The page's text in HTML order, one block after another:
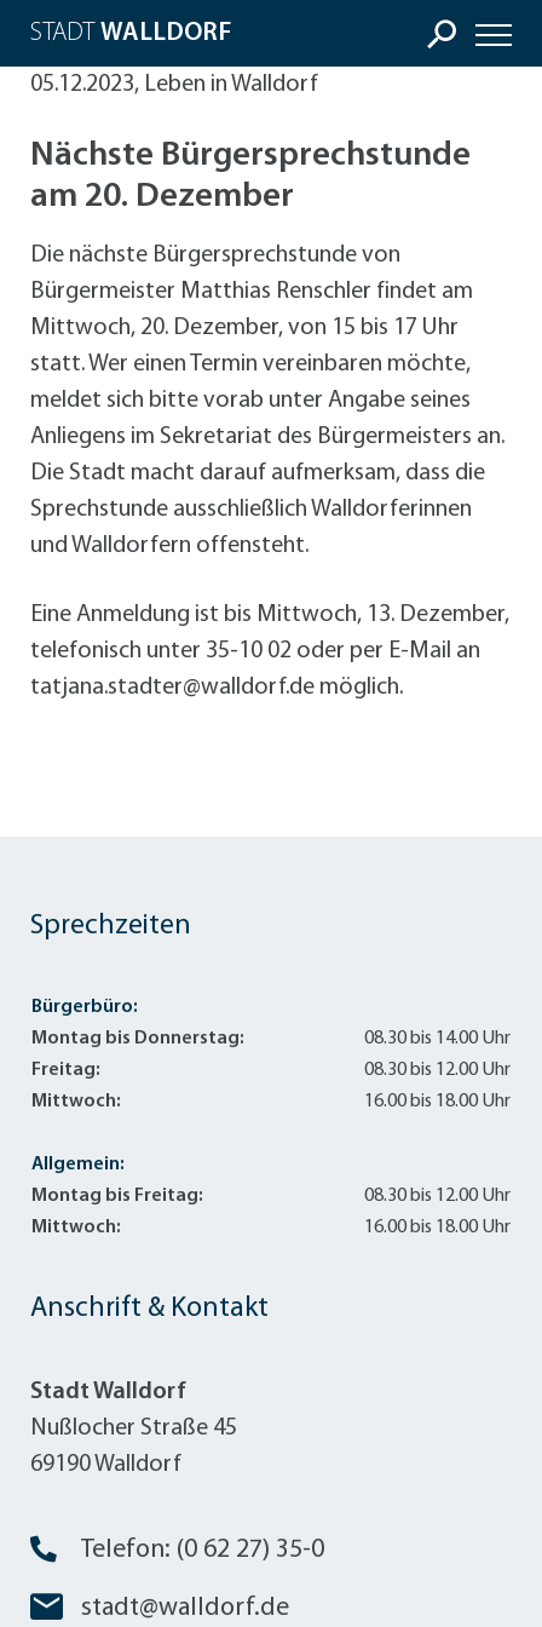
STADT WALLDORF
05.12.2023, Leben in Walldorf
Nächste Bürgersprechstunde
am 20. Dezember
Die nächste Bürgersprechstunde von
Bürgermeister Matthias Renschler findet am
Mittwoch, 20. Dezember, von 15 bis 17 Uhr
statt. Wer einen Termin vereinbaren möchte,
meldet sich bitte vorab unter Angabe seines
Anliegens im Sekretariat des Bürgermeisters an.
Die Stadt macht darauf aufmerksam, dass die
Sprechstunde ausschließlich Walldorferinnen
und Walldorfern offensteht.
Eine Anmeldung ist bis Mittwoch, 13. Dezember,
telefonisch unter 35-10 02 oder per E-Mail an
tatjana.stadter@walldorf.de möglich.
Anschrift & Kontakt
Stadt Walldorf
Nußlocher Straße 45
69190 Walldorf
Telefon: (0 62 27) 35-0
stadt@walldorf.de
Sprechzeiten
Bürgerbüro:
Montag bis Donnerstag:
08.30 bis 14.00 Uhr
Freitag:
08.30 bis 12.00 Uhr
Mittwoch:
16.00 bis 18.00 Uhr
Allgemein:
Montag bis Freitag:
08.30 bis 12.00 Uhr
Mittwoch:
16.00 bis 18.00 Uhr